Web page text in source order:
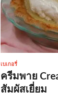
เบเกอรี่
ครีมพาย
สัมผัสเยี่ยม